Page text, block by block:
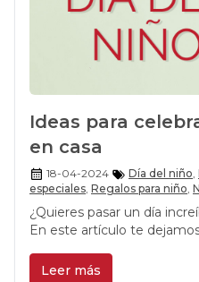
Ideas para
en casa
18-04-2024 Día del niño,
especiales Regalos para niño
¿Quieres pasar un día
En este artículo te
Leer más